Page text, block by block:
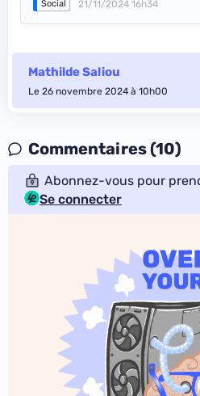
Social 21/11/2024 16h34
Mathilde Saliou
Le 26 novembre 2024 à 10h00
Commentaires (10)
Abonnez-vous pour
Se connecter